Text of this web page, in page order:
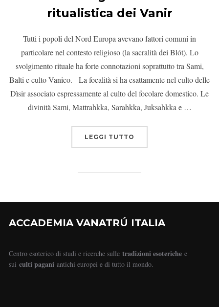
ritualistica dei Vanir
Tutti i popoli del Nord Europa avevano fattori comuni in
particolare nel contesto religioso (la sacralità dei Blót). Lo
svolgimento rituale ha forte connotazioni soprattutto tra Sami,
Balti e culto Vanico. La focalità si ha esattamente nel culto delle
Dìsir associato espressamente al culto del focolare domestico. Le
divinità Sami, Mattrahkka, Sarahkka, Juksahkka e …
LEGGI TUTTO
ACCADEMIA VANATRÚ ITALIA
Centro esoterico di studi e ricerche sulletradizioni esoterichee
sui culti pagani antichi europei e di tutto il mondo.